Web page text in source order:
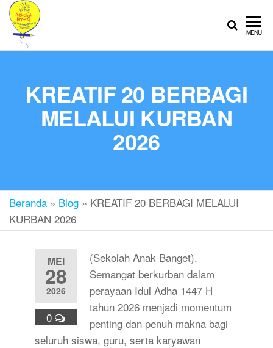
KREATIF
MENU
KREATIF 20 BERBAGI
MELALUI KURBAN
2026
Beranda » Blog » KREATIF 20 BERBAGI MELALUI
KURBAN 2026
MEI
28
2026
0
(Sekolah Anak Banget).
Semangat berkurban dalam
perayaan Idul Adha 1447 H
tahun 2026 menjadi momentum
penting dan penuh makna bagi
seluruh siswa, guru, serta karyawan